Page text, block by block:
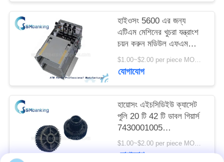
হাইওসং 5600 এর জন্য
এটিএম মেশিনের খুচরা যন্ত্রাংশ
চয়ন করুন মডিউল এফএম
-7000 7310000425
7310000444
$1.00~$2.00 per piece MOQ:1 টুকরা
যোগাযোগ
হায়োসং এইচসিডিইউ ক্যাসেট
পুলি 20 টি 42 টি ডাবল গিয়ার্স
7430001005
7430000208
$1.00~$2.00 per piece MOQ:1 টুকরা
যোগাযোগ